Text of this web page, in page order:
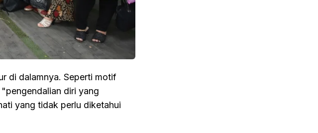
di dalamnya. Seperti motif
diri yang
yang tidak perlu diketahui